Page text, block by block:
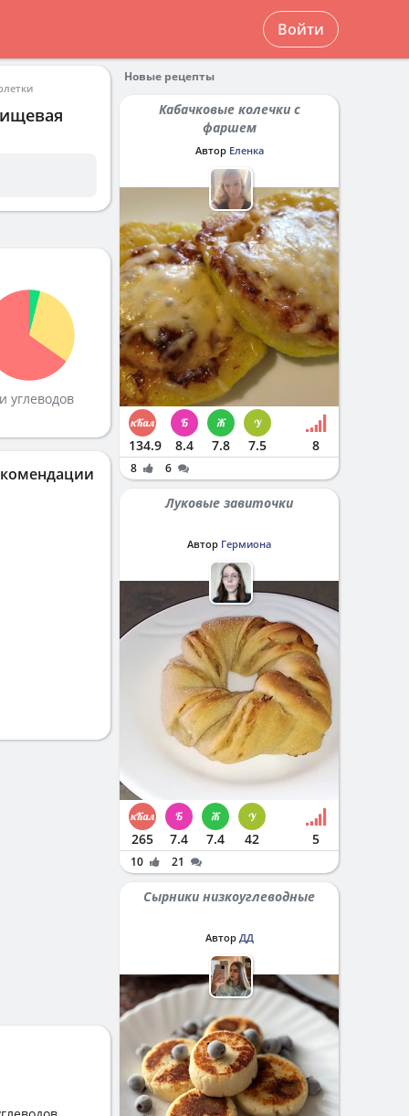
Войти
углеводов
Новые рецепты
Кабачковые колечки с
фаршем
Автор Еленка
134.9 8.4 7.8 7.5 8
8 6
Луковые завиточки
Автор Гермиона
265 7.4 7.4 42 5
10 21
Сырники низкоуглеводные
Автор ДД